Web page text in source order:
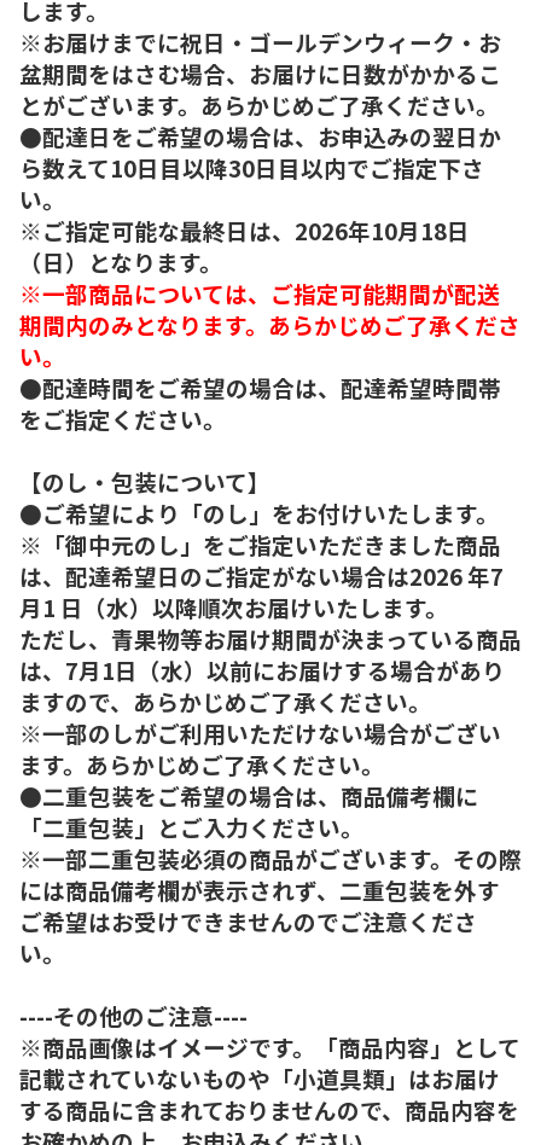
します。
※お届けまでに祝日・ゴールデンウィーク・お
盆期間をはさむ場合、お届けに日数がかかるこ
とがございます。あらかじめご了承ください。
●配達日をご希望の場合は、お申込みの翌日か
ら数えて10日目以降30日目以内でご指定下さ
い。
※ご指定可能な最終日は、2026年10月18日
（日）となります。
※一部商品については、ご指定可能期間が配送
期間内のみとなります。あらかじめご了承くださ
い。
●配達時間をご希望の場合は、配達希望時間帯
をご指定ください。
【のし・包装について】
●ご希望により「のし」をお付けいたします。
※「御中元のし」をご指定いただきました商品
は、配達希望日のご指定がない場合は2026 年7
月1 日（水）以降順次お届けいたします。
ただし、青果物等お届け期間が決まっている商品
は、7月1日（水）以前にお届けする場合があり
ますので、あらかじめご了承ください。
※一部のしがご利用いただけない場合がござい
ます。あらかじめご了承ください。
●二重包装をご希望の場合は、商品備考欄に
「二重包装」とご入力ください。
※一部二重包装必須の商品がございます。その際
には商品備考欄が表示されず、二重包装を外す
ご希望はお受けできませんのでご注意くださ
い。
----その他のご注意----
※商品画像はイメージです。「商品内容」として
記載されていないものや「小道具類」はお届け
する商品に含まれておりませんので、商品内容を